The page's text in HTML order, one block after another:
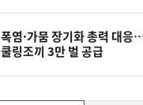
폭염·가뭄 장기화 총력 대응
쿨링조끼 3만 벌 공급